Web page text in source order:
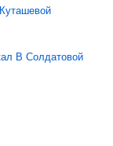
В Солдатовой